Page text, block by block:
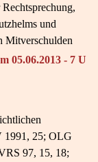
und
Mitverschulden
05.06.2013 - 7 U
1991, 25; OLG
97, 15, 18;